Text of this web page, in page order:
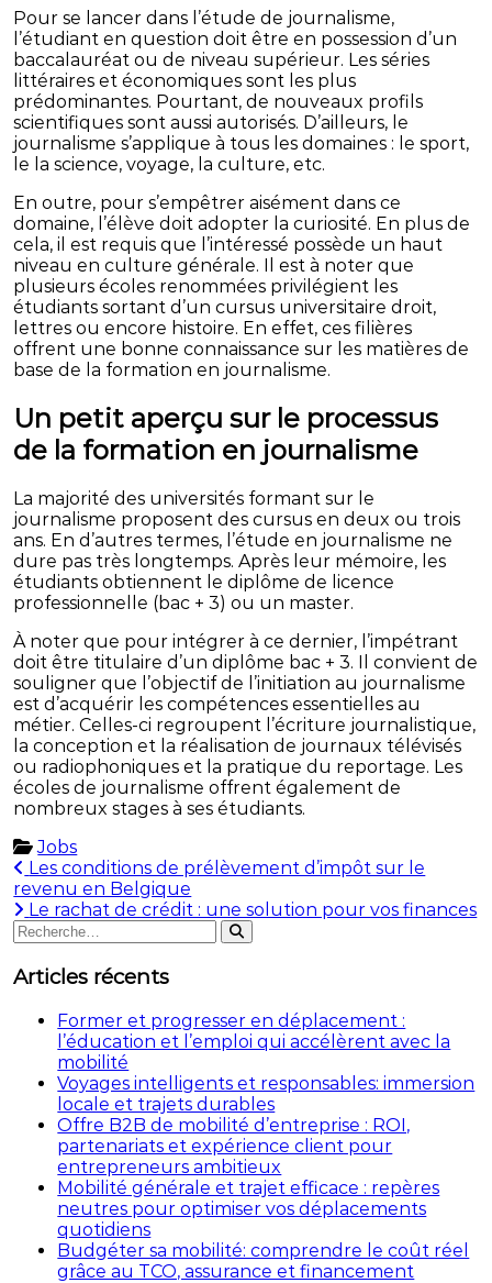
Pour se lancer dans l’étude de journalisme,
l’étudiant en question doit être en possession d’un
baccalauréat ou de niveau supérieur. Les séries
littéraires et économiques sont les plus
prédominantes. Pourtant, de nouveaux profils
scientifiques sont aussi autorisés. D’ailleurs, le
journalisme s’applique à tous les domaines : le sport,
le la science, voyage, la culture, etc.
En outre, pour s’empêtrer aisément dans ce
domaine, l’élève doit adopter la curiosité. En plus de
cela, il est requis que l’intéressé possède un haut
niveau en culture générale. Il est à noter que
plusieurs écoles renommées privilégient les
étudiants sortant d’un cursus universitaire droit,
lettres ou encore histoire. En effet, ces filières
offrent une bonne connaissance sur les matières de
base de la formation en journalisme.
Un petit aperçu sur le processus
de la formation en journalisme
La majorité des universités formant sur le
journalisme proposent des cursus en deux ou trois
ans. En d’autres termes, l’étude en journalisme ne
dure pas très longtemps. Après leur mémoire, les
étudiants obtiennent le diplôme de licence
professionnelle (bac + 3) ou un master.
À noter que pour intégrer à ce dernier, l’impétrant
doit être titulaire d’un diplôme bac + 3. Il convient de
souligner que l’objectif de l’initiation au journalisme
est d’acquérir les compétences essentielles au
métier. Celles-ci regroupent l’écriture journalistique,
la conception et la réalisation de journaux télévisés
ou radiophoniques et la pratique du reportage. Les
écoles de journalisme offrent également de
nombreux stages à ses étudiants.
Jobs
Navigation
de
l’article
Les conditions de prélèvement d’impôt sur le
revenu en Belgique
Le rachat de crédit : une solution pour vos finances
Rechercher
Rechercher
Articles récents
Former et progresser en déplacement :
l’éducation et l’emploi qui accélèrent avec la
mobilité
Voyages intelligents et responsables: immersion
locale et trajets durables
Offre B2B de mobilité d’entreprise : ROI,
partenariats et expérience client pour
entrepreneurs ambitieux
Mobilité générale et trajet efficace : repères
neutres pour optimiser vos déplacements
quotidiens
Budgéter sa mobilité: comprendre le coût réel
grâce au TCO, assurance et financement